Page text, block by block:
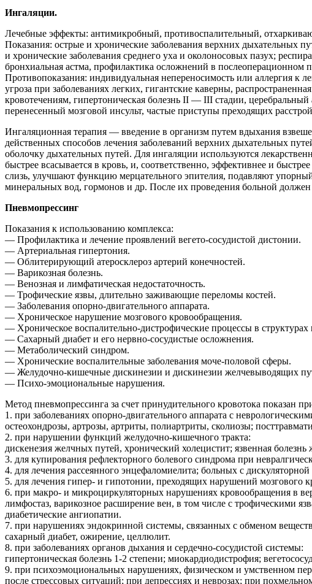
Ингаляции.
Лечебные эффекты: антимикробный, противоспалительный,
Показания: острые и хронические заболевания верхних дыхательных
и хронические заболевания среднего уха и околоносовых пазух;
бронхиальная астма, профилактика осложнений в послеоперационном
Противопоказания: индивидуальная непереносимость или аллергия к
угроза при заболеваниях легких, гигантские каверны,
кровотечениям, гипертоническая болезнь II — III стадии,
перенесенный мозговой инсульт, частые приступы преходящих
Ингаляционная терапия — введение в организм путем вдыхания
действенных способов лечения заболеваний верхних дыхательных
оболочку дыхательных путей. Для ингаляции используются
быстрее всасывается в кровь, и, соответственно, эффективнее и
слизь, улучшают функцию мерцательного эпителия, подавляют
минеральных вод, гормонов и др. После их проведения больной
Пневмопрессинг
Показания к использованию комплекса:
— Профилактика и лечение проявлений вегето-сосудистой дистонии.
— Артериальная гипертония.
— Облитерирующий атеросклероз артерий конечностей.
— Варикозная болезнь.
— Венозная и лимфатическая недостаточность.
— Трофические язвы, длительно заживающие переломы костей.
— Заболевания опорно-двигательного аппарата.
— Хроническое нарушение мозгового кровообращения.
— Хроническое воспалительно-дистрофические процессы в
— Сахарный диабет и его нервно-сосудистые осложнения.
— Метаболический синдром.
— Хронические воспалительные заболевания моче-половой сферы.
— Желудочно-кишечные дискинезии и дискинезии желчевыводящих
— Психо-эмоциональные нарушения.
Метод пневмопрессинга за счет принудительного кровотока показан
1. при заболеваниях опорно-двигательного аппарата с
остеохондрозы, артрозы, артриты, полиартриты, сколиозы;
2. при нарушении функций желудочно-кишечного тракта:
дискенезия желчных путей, хронический холецистит; язвенная
3. для купирования рефлекторного болевого синдрома при
4. для лечения рассеянного энцефаломиелита; больных с
5. для лечения гипер- и гипотонии, преходящих нарушений мозгового
6. при макро- и микроциркуляторных нарушениях кровообращения в
лимфостаз, варикозное расширение вен, в том числе с трофическими
диабетические ангиопатии.
7. при нарушениях эндокринной системы, связанных с обменом
сахарный диабет, ожирение, целлюлит.
8. при заболеваниях органов дыхания и сердечно-сосудистой системы:
гипертоническая болезнь 1-2 степени; миокардиодистрофия;
9. при психоэмоциональных нарушениях, физическом и умственном
после стрессовых ситуаций; при депрессиях и неврозах; при